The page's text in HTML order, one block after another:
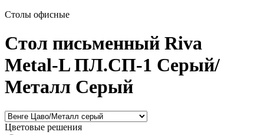
Столы офисные
Стол письменный Riva
Metal-L ПЛ.СП-1 Серый/
Металл Серый
Цветовые решения